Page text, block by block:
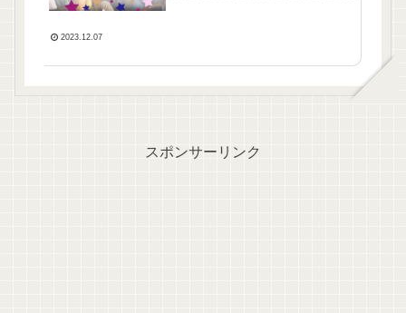
2023.12.07
スポンサーリンク